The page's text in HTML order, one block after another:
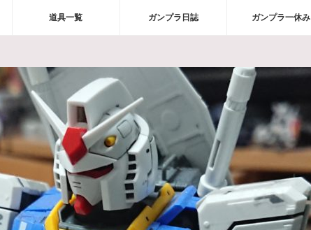
道具一覧 ガンプラ日誌 ガンプラ一休み